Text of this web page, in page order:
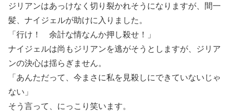
ジリアンはあっけなく切り裂かれそうになりますが、間一
髪、ナイジェルが助けに入りました。
「行け！ 余計な情なんか押し殺せ！」
ナイジェルは尚もジリアンを逃がそうとしますが、ジリア
ンの決心は揺らぎません。
「あんただって、今まさに私を見殺しにできていないじゃ
ない」
そう言って、にっこり笑います。